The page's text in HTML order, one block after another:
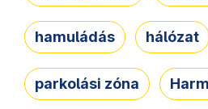
hamuládás hálózat
parkolási zóna